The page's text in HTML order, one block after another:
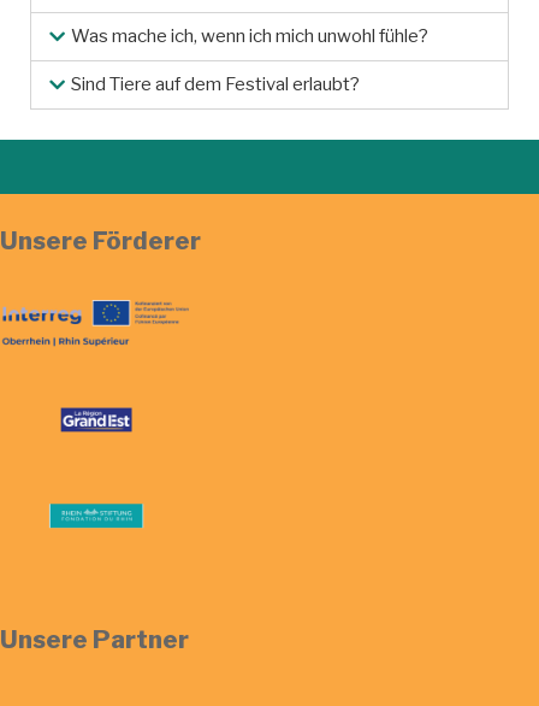
Was mache ich, wenn ich mich unwohl fühle?
Sind Tiere auf dem Festival erlaubt?
Unsere Förderer
Unsere Partner